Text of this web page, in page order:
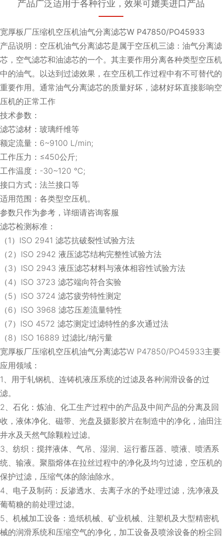
产品广泛适用于各种行业，效果可媲美进口产品
宽厚板厂压缩机空压机油气分离滤芯W P47850/PO45933
产品说明：空压机油气分离滤芯是属于空压机三滤：油气分离滤
芯，空气滤芯和油滤芯的一个。其主要作用分离各种类型空压机
中的油气。以达到过滤效果，在空压机工作过程中有不可替代的
重要作用。通常油气分离滤芯的质量好坏，滤材好坏直接影响空
压机的正常工作
技术参数：
滤芯滤材：玻璃纤维等
额定流量：6~9100 L/min;
工作压力：≤450公斤;
工作温度：-30~120 ℃;
接口方式：法兰接口等
适用范围：各类型空压机。
参数只作为参考，详细请咨询客服
滤芯检测标准：
（1）ISO 2941 滤芯抗破裂性试验方法
（2）ISO 2942 液压滤芯结构完整性试验方法
（3）ISO 2943 液压滤芯材料与液体相容性试验方法
（4）ISO 3723 滤芯端向符合实验
（5）ISO 3724 滤芯疲劳特性测定
（6）ISO 3968 滤芯压差流量特性
（7）ISO 4572 滤芯测定过滤特性的多次通过法
（8）ISO 16889 过滤比/纳污量
宽厚板厂压缩机空压机油气分离滤芯W P47850/PO45933主要
应用领域：
1、用于轧钢机、连铸机液压系统的过滤及各种润滑设备的过
滤。
2、石化：炼油、化工生产过程中的产品及中间产品的分离及回
收，液体净化、磁带、光盘及摄影胶片在制造中的净化，油田注
井水及天然气除颗粒过滤。
3、纺织：搅拌液体、气吊、湿润、运行蓄压器、喷液、喷洒系
统、输液。聚脂熔体在拉丝过程中的净化及均匀过滤，空压机的
保护过滤，压缩气体的除油除水。
4、电子及制药：反渗透水、去离子水的予处理过滤，洗净液及
葡萄糖的前处理过滤。
5、机械加工设备：造纸机械、矿业机械、注塑机及大型精密机
械的润滑系统和压缩空气的净化，加工设备及喷涂设备的粉尘回